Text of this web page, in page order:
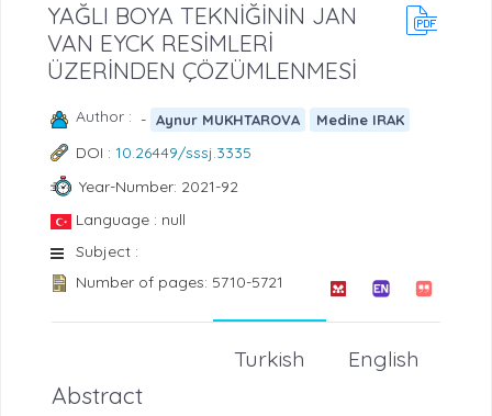
YAĞLI BOYA TEKNİĞİNİN JAN
VAN EYCK RESİMLERİ
ÜZERİNDEN ÇÖZÜMLENMESİ
Author : - Aynur MUKHTAROVA Medine IRAK
DOI : 10.26449/sssj.3335
Year-Number: 2021-92
Language : null
Subject :
Number of pages: 5710-5721
English
Turkish
Abstract